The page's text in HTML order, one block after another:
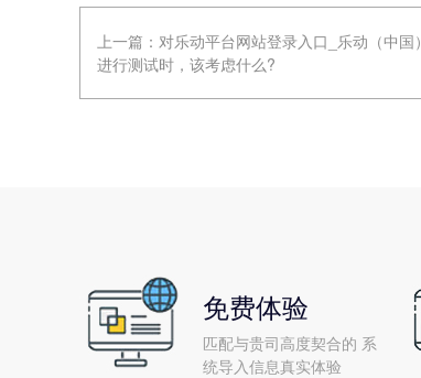
上一篇： 对乐动平台网站登录入口_乐动（中国）
进行测试时，该考虑什么?
免费体验
匹配与贵司高度契合的 系
统导入信息真实体验